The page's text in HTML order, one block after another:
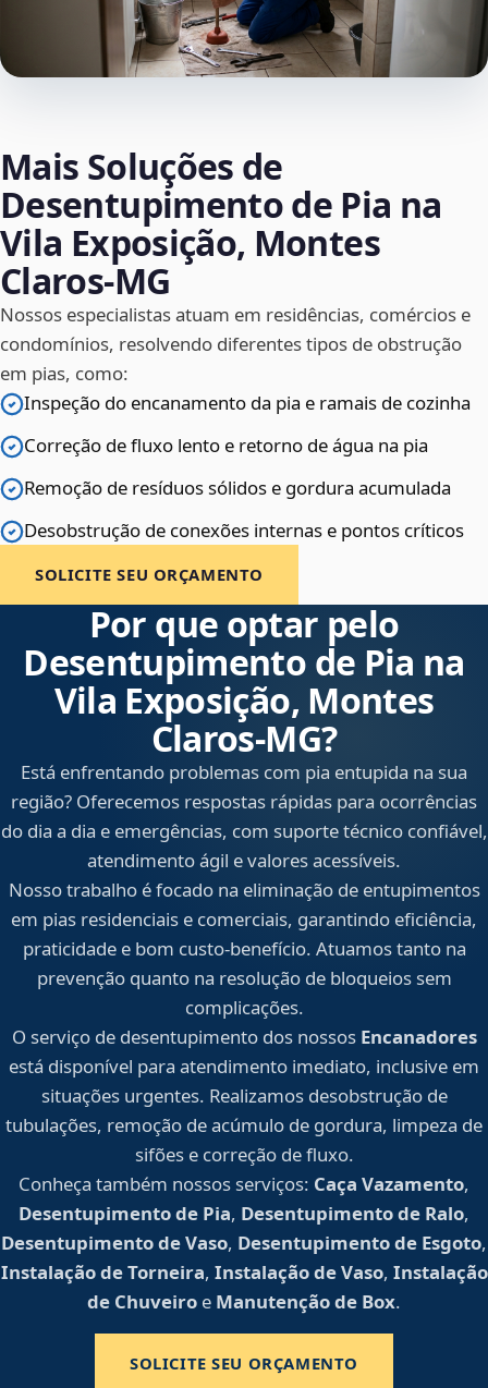
Mais Soluções de
Desentupimento de Pia na
Vila Exposição, Montes
Claros‑MG
Nossos especialistas atuam em residências, comércios e
condomínios, resolvendo diferentes tipos de obstrução
em pias, como:
Inspeção do encanamento da pia e ramais de cozinha
Correção de fluxo lento e retorno de água na pia
Remoção de resíduos sólidos e gordura acumulada
Desobstrução de conexões internas e pontos críticos
SOLICITE SEU ORÇAMENTO
Por que optar pelo
Desentupimento de Pia na
Vila Exposição, Montes
Claros‑MG?
Está enfrentando problemas com pia entupida na sua
região? Oferecemos respostas rápidas para ocorrências
do dia a dia e emergências, com suporte técnico confiável,
atendimento ágil e valores acessíveis.
Nosso trabalho é focado na eliminação de entupimentos
em pias residenciais e comerciais, garantindo eficiência,
praticidade e bom custo-benefício. Atuamos tanto na
prevenção quanto na resolução de bloqueios sem
complicações.
O serviço de desentupimento dos nossos Encanadores
está disponível para atendimento imediato, inclusive em
situações urgentes. Realizamos desobstrução de
tubulações, remoção de acúmulo de gordura, limpeza de
sifões e correção de fluxo.
Conheça também nossos serviços: Caça Vazamento,
Desentupimento de Pia, Desentupimento de Ralo,
Desentupimento de Vaso, Desentupimento de Esgoto,
Instalação de Torneira, Instalação de Vaso, Instalação
de Chuveiro e Manutenção de Box.
SOLICITE SEU ORÇAMENTO